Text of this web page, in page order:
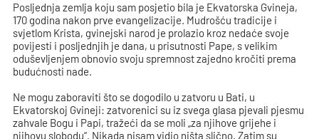
Posljednja zemlja koju sam posjetio bila je Ekvatorska Gvineja,
170 godina nakon prve evangelizacije. Mudrošću tradicije i
svjetlom Krista, gvinejski narod je prolazio kroz nedaće svoje
povijesti i posljednjih je dana, u prisutnosti Pape, s velikim
oduševljenjem obnovio svoju spremnost zajedno kročiti prema
budućnosti nade.
Ne mogu zaboraviti što se dogodilo u zatvoru u Bati, u
Ekvatorskoj Gvineji: zatvorenici su iz svega glasa pjevali pjesmu
zahvale Bogu i Papi, tražeći da se moli „za njihove grijehe i
njihovu slobodu“. Nikada nisam vidio ništa slično. Zatim su